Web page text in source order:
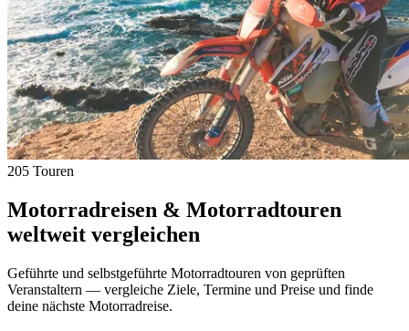
205 Touren
Motorradreisen & Motorradtouren
weltweit vergleichen
Geführte und selbstgeführte Motorradtouren von geprüften
Veranstaltern — vergleiche Ziele, Termine und Preise und finde
deine nächste Motorradreise.